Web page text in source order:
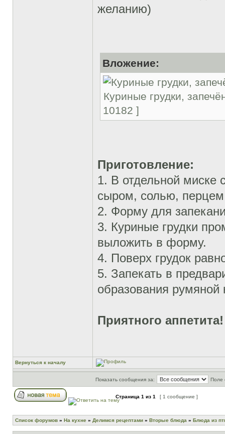
желанию)
Вложение:
Куриные грудки,
10182 ]
Приготовление:
1. В отдельной миске
сыром, солью,
2. Форму для
3. Куриные грудки
выложить в форму.
4. Поверх грудок
5. Запекать в
образования
Приятного аппетита!
Вернуться к началу
Показать сообщения за: Поле
Страница 1 из 1 [ 1 сообщение ]
Список форумов » На кухне » Делимся рецептами » Вторые блюда » Блюда из